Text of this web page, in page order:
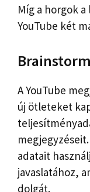
Míg a horgok
YouTube két
A YouTube
új ötleteket
adatait
javaslatához,
dolgát.